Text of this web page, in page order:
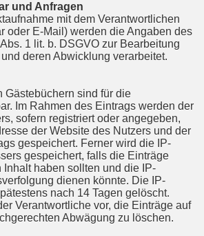
und Anfragen
mit dem Verantwortlichen
oder E-Mail) werden die Angaben des
1 lit. b. DSGVO zur Bearbeitung
deren Abwicklung verarbeitet.
Gästebüchern sind für die
Im Rahmen des Eintrags werden der
sofern registriert oder angegeben,
der Website des Nutzers und der
gespeichert. Ferner wird die IP-
gespeichert, falls die Einträge
haben sollten und die IP-
dienen könnte. Die IP-
nach 14 Tagen gelöscht.
Verantwortliche vor, die Einträge auf
Abwägung zu löschen.